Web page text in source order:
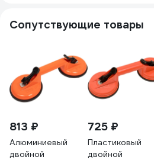
Сопутствующие товары
813 ₽
Алюминиевый
двойной
725 ₽
Пластиковый
двойной